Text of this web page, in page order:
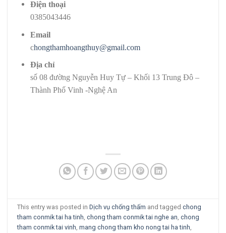
Điện thoại
0385043446
Email
chongthamhoangthuy@gmail.com
Địa chỉ
số 08 đường Nguyễn Huy Tự – Khối 13 Trung Đô –
Thành Phố Vinh -Nghệ An
This entry was posted inDịch vụ chống thấm and taggedchong
tham conmik tai ha tinh,chong tham conmik tai nghe an,chong
tham conmik tai vinh,mang chong tham kho nong tai ha tinh,